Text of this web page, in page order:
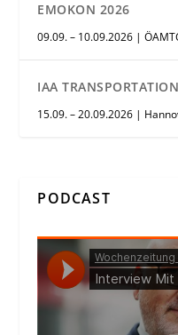
EMOKON 2026
09.09. – 10.09.2026 |
IAA
15.09. – 20.09.2026 |
PODCAST